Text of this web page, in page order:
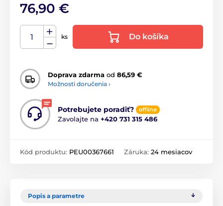
76,90 €
ks Do košíka
Doprava zdarma od 86,59 €
Možnosti doručenia ›
Potrebujete poradiť? offline
Zavolajte na +420 731 315 486
Kód produktu: PEU00367661 Záruka: 24 mesiacov
Popis a parametre